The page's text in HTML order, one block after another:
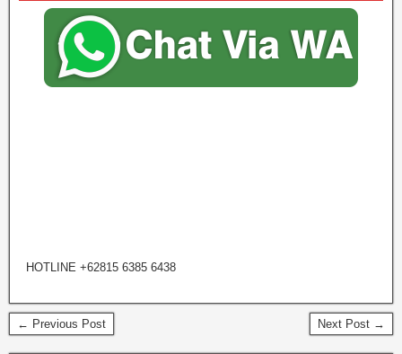
HOTLINE +62815 6385 6438
← Previous Post Next Post →